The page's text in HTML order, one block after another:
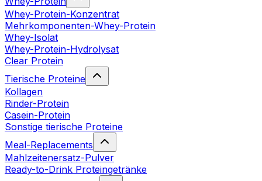
Whey-Protein-Konzentrat
Mehrkomponenten-Whey-Protein
Whey-Isolat
Whey-Protein-Hydrolysat
Clear Protein
Tierische Proteine
Kollagen
Rinder-Protein
Casein-Protein
Sonstige tierische Proteine
Meal-Replacements
Mahlzeitenersatz-Pulver
Ready-to-Drink Proteingetränke